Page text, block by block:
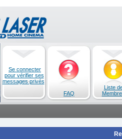
Se connecter
pour vérifier ses
messages privés
FAQ
Liste